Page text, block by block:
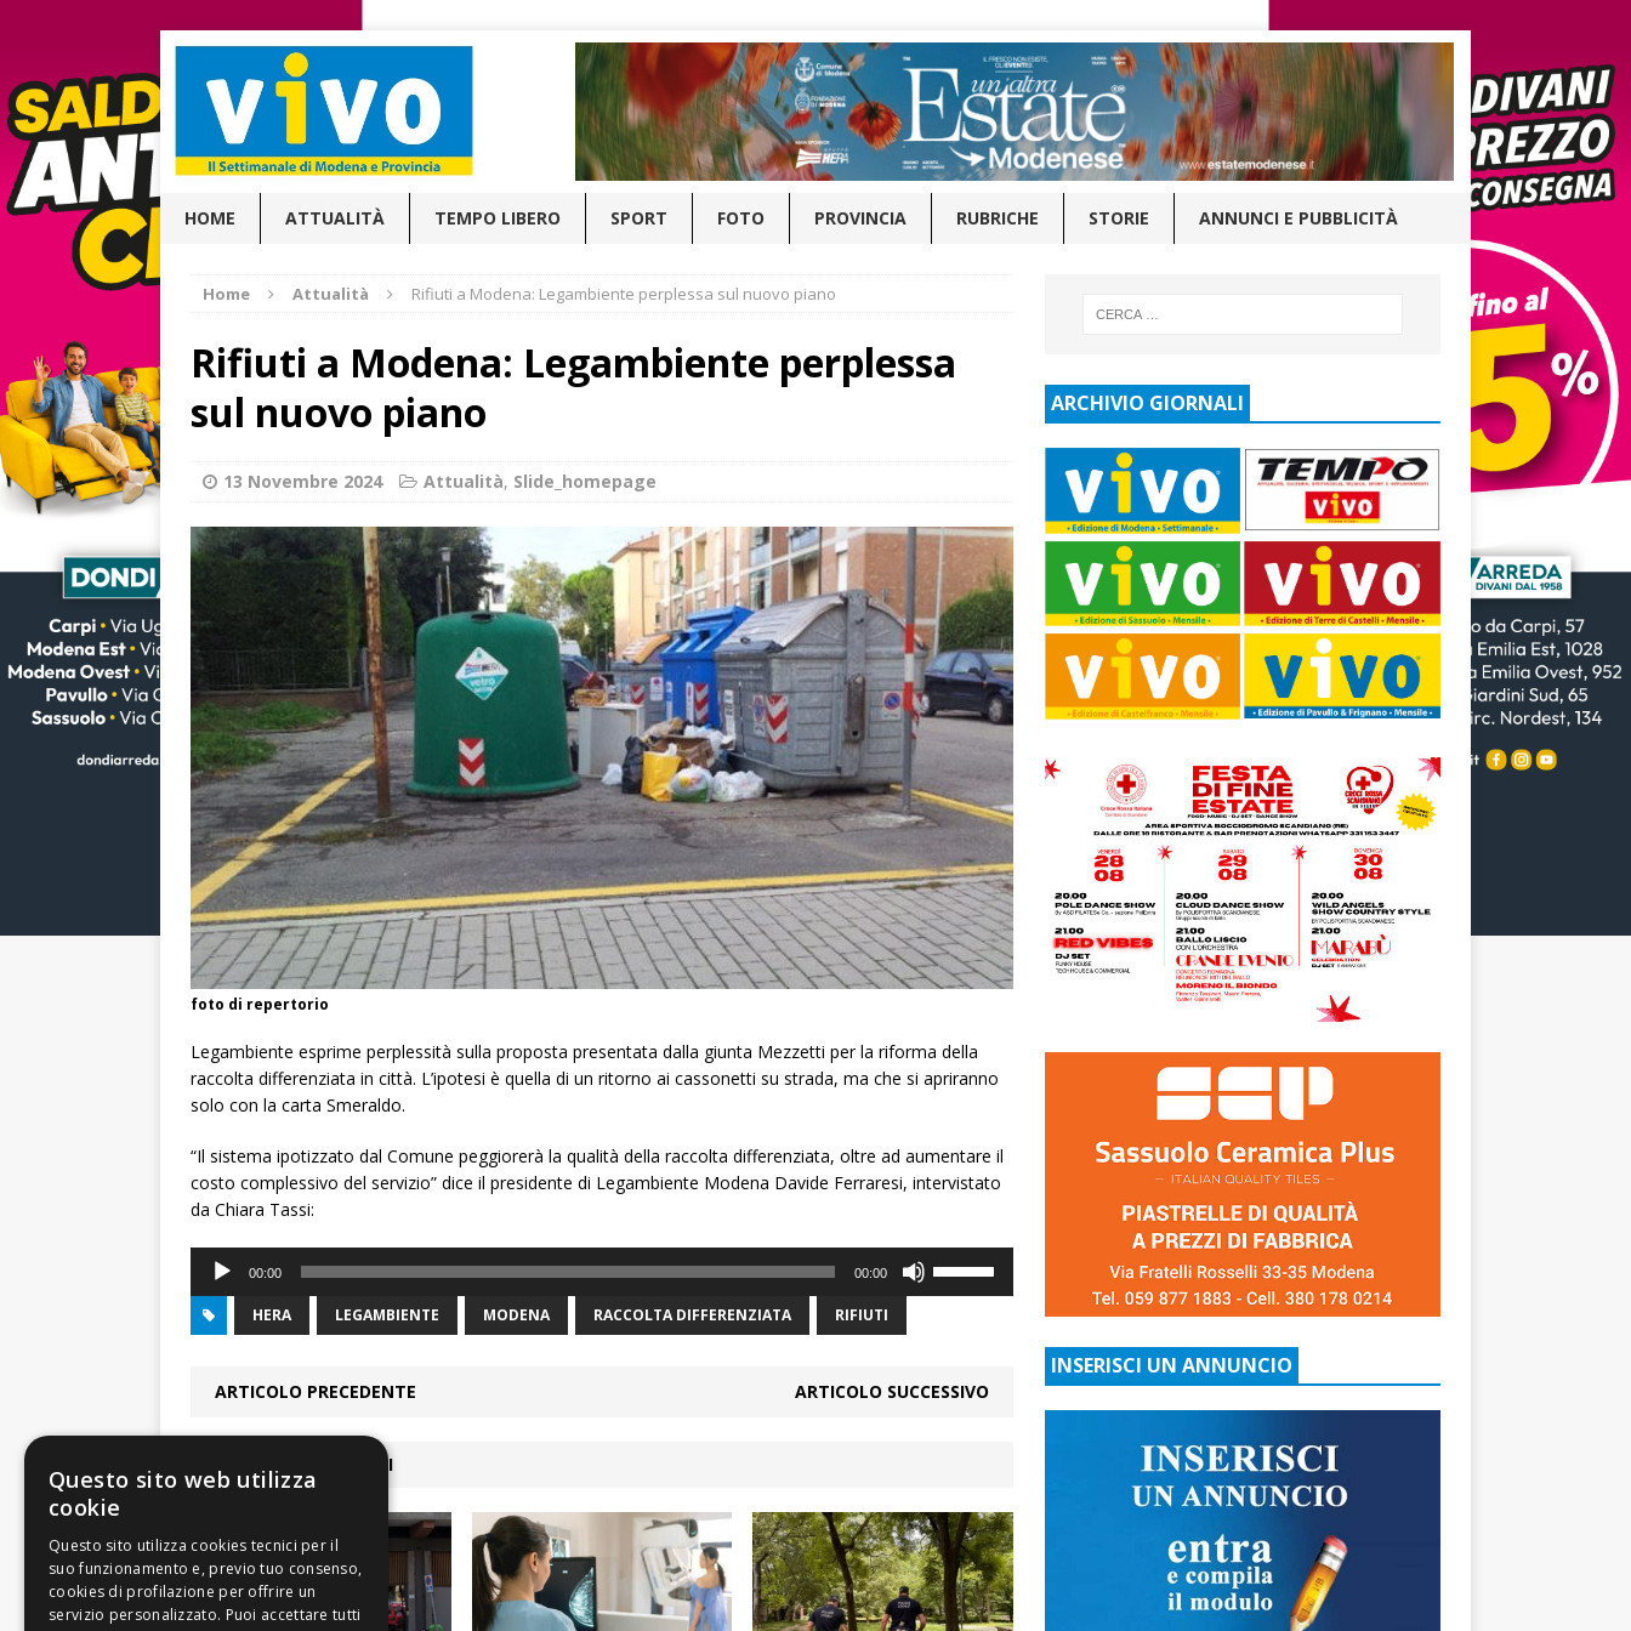
HOME ATTUALITÀ TEMPO LIBERO SPORT FOTO PROVINCIA RUBRICHE STORIE ANNUNCI E PUBBLICITÀ
Home Attualità Rifiuti a Modena: Legambiente perplessa sul nuovo piano
Rifiuti a Modena: Legambiente perplessa
sul nuovo piano
13 Novembre 2024 Attualità, Slide_homepage
foto di repertorio
Legambiente esprime perplessità sulla proposta presentata dalla giunta Mezzetti per la riforma della
raccolta differenziata in città. L’ipotesi è quella di un ritorno ai cassonetti su strada, ma che si apriranno
solo con la carta Smeraldo.
“Il sistema ipotizzato dal Comune peggiorerà la qualità della raccolta differenziata, oltre ad aumentare il
costo complessivo del servizio” dice il presidente di Legambiente Modena Davide Ferraresi, intervistato
da Chiara Tassi:
Audio
Player
00:00 00:00
per
volume.
HERA LEGAMBIENTE MODENA RACCOLTA DIFFERENZIATA RIFIUTI
ARTICOLO PRECEDENTE ARTICOLO SUCCESSIVO
ARTICOLI COLLEGATI
ARCHIVIO GIORNALI
INSERISCI UN ANNUNCIO
Questo sito web utilizza
cookie